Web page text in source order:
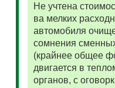
Не учтена
ва мелких
автомобиля
сомнения
(крайнее общее
двигается в
органов, с